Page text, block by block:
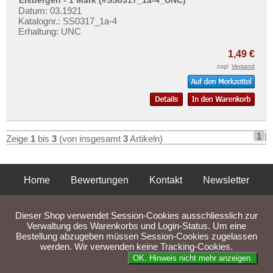
Orte mit F...
Orte mit G...
Orte mit L...
Orte mit M...
Orte mit N...
Orte mit O...
Orte mit Q...
Orte mit R...
Mehr über...
Zahlungsbedingungen
Impressum
Datum: 03.1921
Katalognr.: SS0317_1a-4
Erhaltung: UNC
1,49 €
zzgl. Versand
Zeige 1 bis 3 (von insgesamt 3Artikeln) 1 |
Home Bewertungen Kontakt
Newsletter
Liefer- und Versandkosten
Dieser Shop verwendet Session-Cookies ausschliesslich zur
Verwaltung des Warenkorbs und Login-Status. Um eine
Bestellung abzugeben müssen Session-Cookies zugelassen
werden. Wir verwenden keine Tracking-Cookies.
OK. Hinweis nicht mehr anzeigen.